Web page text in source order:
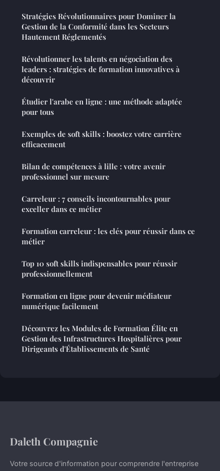
Stratégies Révolutionnaires pour Dominer la
Gestion de la Conformité dans les Secteurs
Hautement Réglementés
Révolutionner les talents en négociation des
leaders : stratégies de formation innovatives à
découvrir
Étudier l'arabe en ligne : une méthode adaptée
pour tous
Exemples de soft skills : boostez votre carrière
efficacement
Bilan de compétences à lille : votre avenir
professionnel sur mesure
Carreleur : 7 conseils incontournables pour
exceller dans ce métier
Formation carreleur : les clés pour réussir dans ce
métier
Top 10 soft skills indispensables pour réussir
professionnellement
Formation en ligne pour devenir médiateur
numérique facilement
Découvrez les Modules de Formation Élite en
Gestion des Infrastructures Hospitalières pour
Dirigeants d'Établissements de Santé
Daleth Compagnie
Votre source d'information pour comprendre l'entreprise